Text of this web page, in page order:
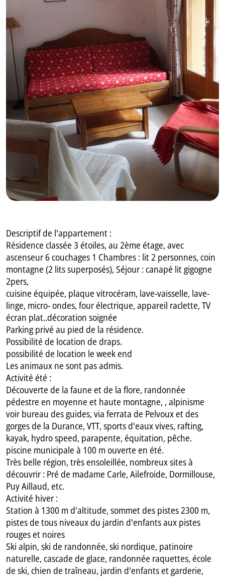
Descriptif de l'appartement :
Résidence classée 3 étoiles, au 2ème étage, avec
ascenseur 6 couchages 1 Chambres : lit 2 personnes, coin
montagne (2 lits superposés), Séjour : canapé lit gigogne
2pers,
cuisine équipée, plaque vitrocéram, lave-vaisselle, lave-
linge, micro- ondes, four électrique, appareil raclette, TV
écran plat..décoration soignée
Parking privé au pied de la résidence.
Possibilité de location de draps.
possibilité de location le week end
Les animaux ne sont pas admis.
Activité été :
Découverte de la faune et de la flore, randonnée
pédestre en moyenne et haute montagne, , alpinisme
voir bureau des guides, via ferrata de Pelvoux et des
gorges de la Durance, VTT, sports d'eaux vives, rafting,
kayak, hydro speed, parapente, équitation, pêche.
piscine municipale à 100 m ouverte en été.
Très belle région, très ensoleillée, nombreux sites à
découvrir : Pré de madame Carle, Ailefroide, Dormillouse,
Puy Aillaud, etc.
Activité hiver :
Station à 1300 m d'altitude, sommet des pistes 2300 m,
pistes de tous niveaux du jardin d'enfants aux pistes
rouges et noires
Ski alpin, ski de randonnée, ski nordique, patinoire
naturelle, cascade de glace, randonnée raquettes, école
de ski, chien de traîneau, jardin d'enfants et garderie,